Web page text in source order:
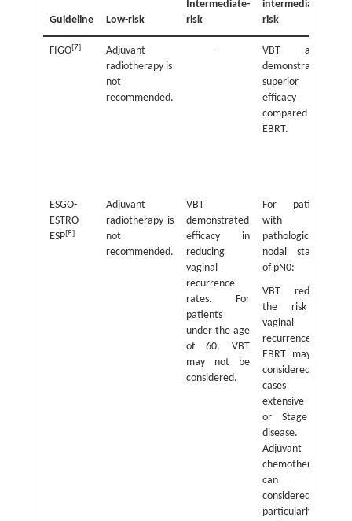
Guideline Low-risk
Intermediate-
risk
intermediate
risk
FIGO[7]
Adjuvant
radiotherapy is
not
recommended.
-
VBT alone
demonstrated
superior
efficacy
compared to
EBRT.
ESGO-
ESTRO-
ESP[8]
Adjuvant
radiotherapy is
not
recommended.
VBT
demonstrated
efficacy in
reducing
vaginal
recurrence
rates. For
patients
under the age
of 60, VBT
may not be
considered.
For patients
with
pathological
nodal staging
of pN0:
VBT reduces
the risk of
vaginal
recurrence.
EBRT may be
considered in
cases with
extensive LVSI
or Stage Ⅱ
disease.
Adjuvant
chemotherapy
can be
considered,
particularly for